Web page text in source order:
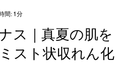
ス｜真夏の肌を
スト状収れん化
間: 1分